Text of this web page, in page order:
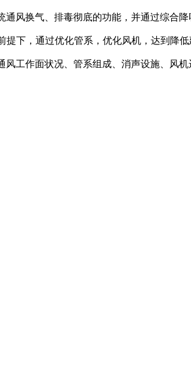
换气、排毒彻底的功能，并通过综合降
，通过优化管系，优化风机，达到降低
作面状况、管系组成、消声设施、风